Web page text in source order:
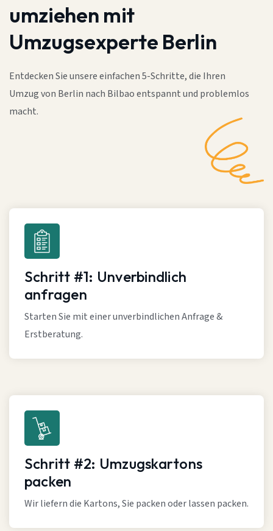
umziehen mit
Umzugsexperte Berlin
Entdecken Sie unsere einfachen 5-Schritte, die Ihren
Umzug von Berlin nach Bilbao entspannt und problemlos
macht.
Schritt #1: Unverbindlich
anfragen
Starten Sie mit einer unverbindlichen Anfrage &
Erstberatung.
Schritt #2: Umzugskartons
packen
Wir liefern die Kartons, Sie packen oder lassen packen.